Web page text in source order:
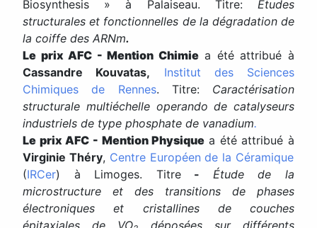
Biosynthesis » à Palaiseau. Titre: Études
structurales et fonctionnelles de la dégradation de
la coiffe des ARNm.
Le prix AFC - Mention Chimiea été attribué à
Cassandre Kouvatas,
Institut des Sciences
Chimiques de Rennes. Titre: Caractérisation
structurale multiéchelle operando de catalyseurs
industriels de type phosphate de vanadium.
Le prix AFC - Mention Physique a été attribué à
Virginie Théry, Centre Européen de la Céramique
(IRCer) à Limoges. Titre- Étude de la
microstructure et des transitions de phases
électroniques et cristallines de couches